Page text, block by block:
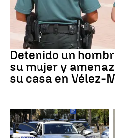
VIOLENCIA MACHISTA
Detenido un
su mujer y
su casa en Vélez-